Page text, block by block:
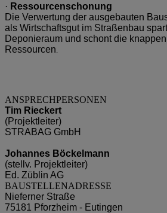
· Ressourcenschonung
Die Verwertung der ausgebauten
als Wirtschaftsgut im Straßenbau
Deponieraum und schont die
Ressourcen
ANSPRECHPERSONEN
Tim Rieckert
(Projektleiter)
STRABAG GmbH
Johannes Böckelmann
(stellv. Projektleiter)
Ed. Züblin AG
BAUSTELLENADRESSE
Nieferner Straße
75181 Pforzheim - Eutingen